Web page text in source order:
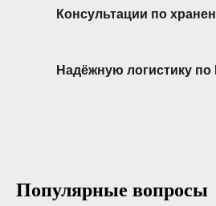
Консультации по
Надёжную логистику по
Популярные вопросы